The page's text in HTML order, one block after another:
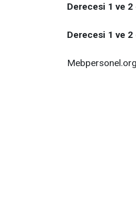
Derecesi 1 ve
Derecesi 1 ve 2